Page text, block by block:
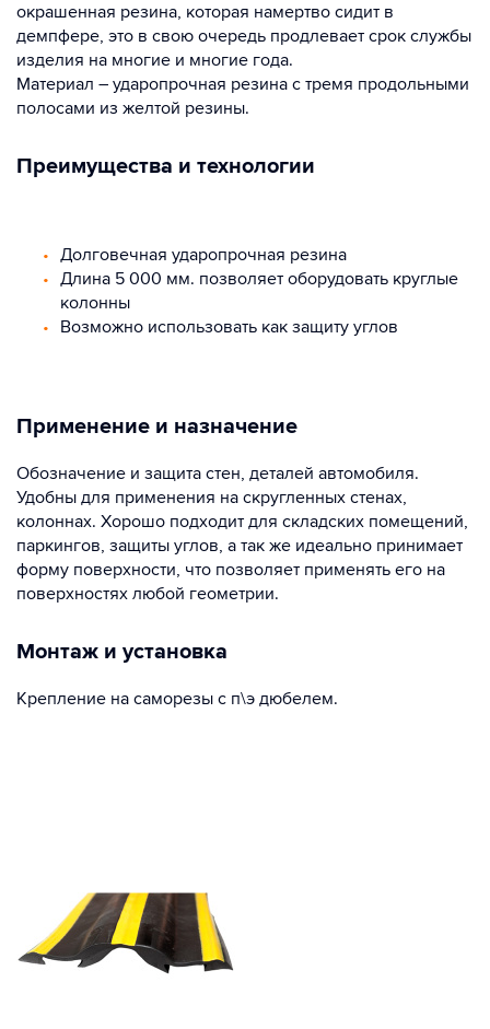
окрашенная резина, которая намертво сидит в
демпфере, это в свою очередь продлевает срок службы
изделия на многие и многие года.
Материал – ударопрочная резина с тремя продольными
полосами из желтой резины.
Преимущества и технологии
Долговечная ударопрочная резина
Длина 5 000 мм. позволяет оборудовать круглые
колонны
Возможно использовать как защиту углов
Применение и назначение
Обозначение и защита стен, деталей автомобиля.
Удобны для применения на скругленных стенах,
колоннах. Хорошо подходит для складских помещений,
паркингов, защиты углов, а так же идеально принимает
форму поверхности, что позволяет применять его на
поверхностях любой геометрии.
Монтаж и установка
Крепление на саморезы с п\э дюбелем.